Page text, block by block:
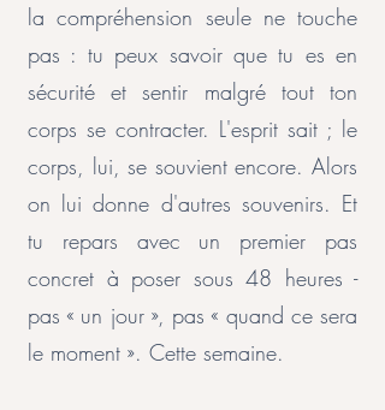
la compréhension seule ne touche
pas : tu peux savoir que tu es en
sécurité et sentir malgré tout ton
corps se contracter. L'esprit sait ; le
corps, lui, se souvient encore. Alors
on lui donne d'autres souvenirs. Et
tu repars avec un premier pas
concret à poser sous 48 heures -
pas « un jour », pas « quand ce sera
le moment ». Cette semaine.